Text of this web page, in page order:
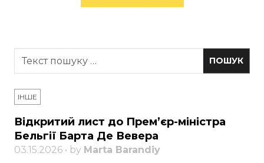
ІНШЕ
Відкритий лист до Прем’єр-міністра
Бельгії Барта Де Вевера
03.15.2026 • by Marta Barandiy